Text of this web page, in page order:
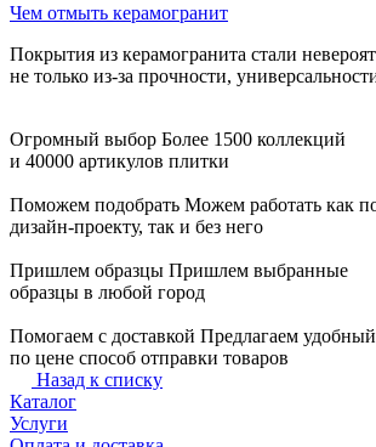
Чем отмыть керамогранит
Покрытия из керамогранита стали
не только из-за прочности,
Огромный выбор Более 1500 коллекций
и 40000 артикулов плитки
Поможем подобрать Можем работать как
дизайн-проекту, так и без него
Пришлем образцы Пришлем выбранные
образцы в любой город
Помогаем с доставкой Предлагаем
по цене способ отправки товаров
Назад к списку
Каталог
Услуги